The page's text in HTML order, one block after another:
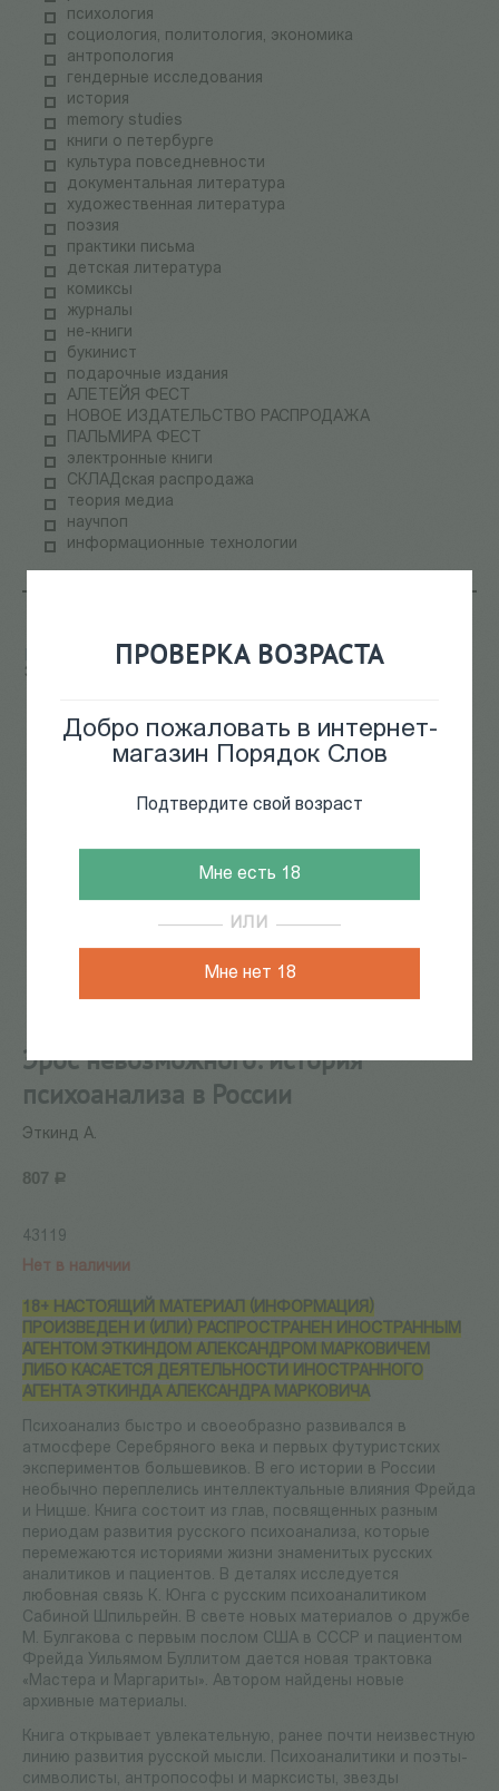
ПРОВЕРКА ВОЗРАСТА
Добро пожаловать в интернет-
магазин Порядок Слов
Подтвердите свой возраст
Мне есть 18
ИЛИ
Мне нет 18
психология
социология, политология, экономика
антропология
гендерные исследования
история
memory studies
книги о петербурге
культура повседневности
документальная литература
художественная литература
поэзия
практики письма
детская литература
комиксы
журналы
не-книги
букинист
подарочные издания
АЛЕТЕЙЯ ФЕСТ
НОВОЕ ИЗДАТЕЛЬСТВО РАСПРОДАЖА
ПАЛЬМИРА ФЕСТ
электронные книги
СКЛАДская распродажа
теория медиа
научпоп
информационные технологии
КАТАЛОГ КНИГ / психология / Психоанализ
Эрос невозможного: история психоанализа в России
Эрос невозможного: история
психоанализа в России
Эткинд А.
807 Р
43119
Нет в наличии
18+ НАСТОЯЩИЙ МАТЕРИАЛ (ИНФОРМАЦИЯ)
ПРОИЗВЕДЕН И (ИЛИ) РАСПРОСТРАНЕН ИНОСТРАННЫМ
АГЕНТОМ ЭТКИНДОМ АЛЕКСАНДРОМ МАРКОВИЧЕМ
ЛИБО КАСАЕТСЯ ДЕЯТЕЛЬНОСТИ ИНОСТРАННОГО
АГЕНТА ЭТКИНДА АЛЕКСАНДРА МАРКОВИЧА
Психоанализ быстро и своеобразно развивался в
атмосфере Серебряного века и первых футуристских
экспериментов большевиков. В его истории в России
необычно переплелись интеллектуальные влияния Фрейда
и Ницше. Книга состоит из глав, посвященных разным
периодам развития русского психоанализа, которые
перемежаются историями жизни знаменитых русских
аналитиков и пациентов. В деталях исследуется
любовная связь К. Юнга с русским психоаналитиком
Сабиной Шпильрейн. В свете новых материалов о дружбе
М. Булгакова с первым послом США в СССР и пациентом
Фрейда Уильямом Буллитом дается новая трактовка
«Мастера и Маргариты». Автором найдены новые
архивные материалы.
Книга открывает увлекательную, ранее почти неизвестную
линию развития русской мысли. Психоаналитики и поэты-
символисты, антропософы и марксисты, звезды